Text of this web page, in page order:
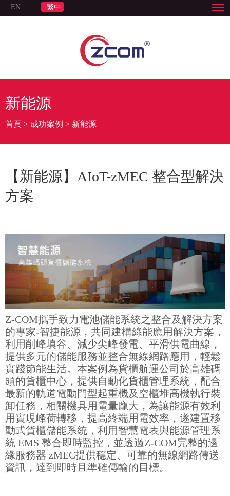
EN 繁中
新能源
首頁 > 成功案例 > 新能源
【新能源】AIoT-zMEC 整合型解決
方案
Z-COM攜手致力電池儲能系統之整合及解決方案
的專家-智捷能源，共同建構綠能應用解決方案，
利用削峰填谷、減少尖峰發電、平滑供電曲線，
提供多元的儲能服務並整合無線網路應用，輕鬆
實踐節能生活。本案例為貨櫃航運公司於高雄碼
頭的貨櫃中心，提供自動化貨櫃管理系統，配合
最新的軌道電動門型起重機及空櫃堆高機執行裝
卸任務，相關機具用電量龐大，為讓能源有效利
用實現峰荷轉移，提高終端用電效率，遂建置移
動式貨櫃儲能系統，利用智慧電表與能源管理系
統 EMS 整合即時監控，並透過Z-COM完整的邊
緣服務器 zMEC提供穩定、可靠的無線網路傳送
資訊，達到即時且準確傳輸的目標。